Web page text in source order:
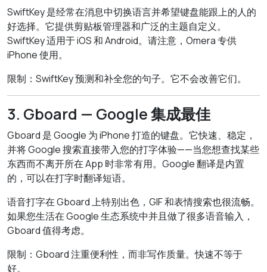
SwiftKey 是经常在消息中切换语言并希望键盘能跟上的人的
好选择。它提供剪贴板管理器和广泛的主题自定义。
SwiftKey 适用于 iOS 和 Android。请注意，Omera 专供
iPhone 使用。
限制：SwiftKey 预测和补全您的句子。它不会改善它们。
3. Gboard — Google 集成最佳
Gboard 是 Google 为 iPhone 打造的键盘。它快速、稳定，
并将 Google 搜索直接带入您的打字体验——当您想查找某些
东西而不离开所在 App 时非常有用。Google 翻译是内置
的，可以在打字时翻译短语。
语音打字在 Gboard 上特别出色，GIF 和表情搜索也很流畅。
如果您生活在 Google 生态系统中并且做了很多语音输入，
Gboard 值得考虑。
限制：Gboard 注重便利性，而非写作质量。快速不等于
好。